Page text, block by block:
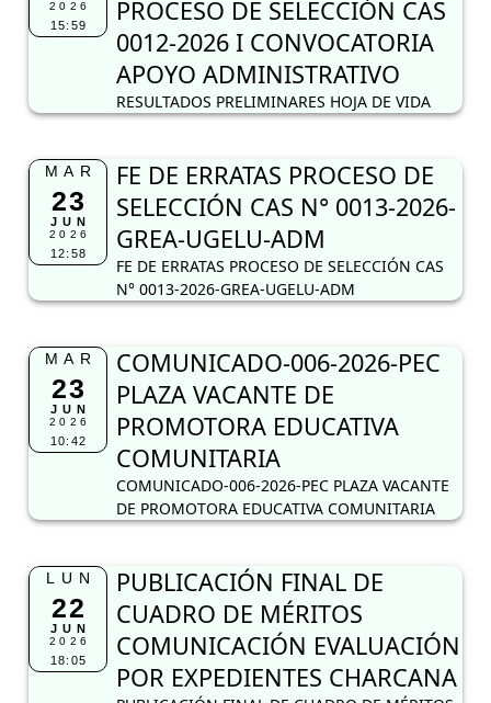
2026
15:59
PROCESO DE SELECCIÓN CAS
0012-2026 I CONVOCATORIA
APOYO ADMINISTRATIVO
RESULTADOS PRELIMINARES HOJA DE VIDA
MAR
23
JUN
2026
12:58
FE DE ERRATAS PROCESO DE
SELECCIÓN CAS N° 0013-2026-
GREA-UGELU-ADM
FE DE ERRATAS PROCESO DE SELECCIÓN CAS
N° 0013-2026-GREA-UGELU-ADM
MAR
23
JUN
2026
10:42
COMUNICADO-006-2026-PEC
PLAZA VACANTE DE
PROMOTORA EDUCATIVA
COMUNITARIA
COMUNICADO-006-2026-PEC PLAZA VACANTE
DE PROMOTORA EDUCATIVA COMUNITARIA
LUN
22
JUN
2026
18:05
PUBLICACIÓN FINAL DE
CUADRO DE MÉRITOS
COMUNICACIÓN EVALUACIÓN
POR EXPEDIENTES CHARCANA